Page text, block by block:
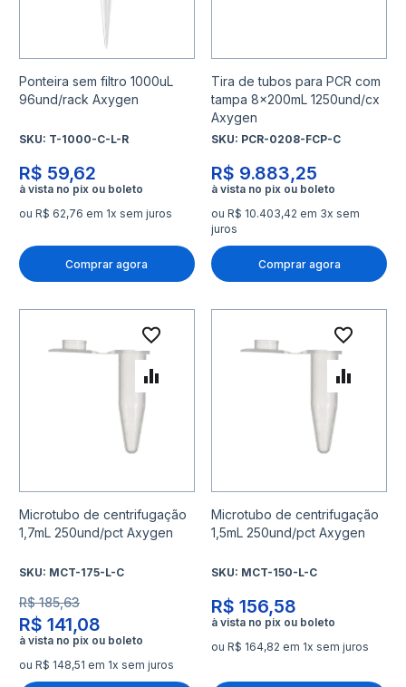
Ponteira sem filtro 1000uL
96und/rack Axygen
SKU: T-1000-C-L-R
R$ 59,62
ou R$ 62,76 em 1x sem juros
Comprar agora
Tira de tubos para PCR com
tampa 8x200mL 1250und/cx
Axygen
SKU: PCR-0208-FCP-C
R$ 9.883,25
ou R$ 10.403,42 em 3x sem
juros
Comprar agora
Microtubo de centrifugação
1,7mL 250und/pct Axygen
SKU: MCT-175-L-C
R$ 141,08
R$ 185,63
ou R$ 148,51 em 1x sem juros
Adicionar à lista de
Adicionar para Comparar
Microtubo de centrifugação
1,5mL 250und/pct Axygen
SKU: MCT-150-L-C
R$ 156,58
ou R$ 164,82 em 1x sem juros